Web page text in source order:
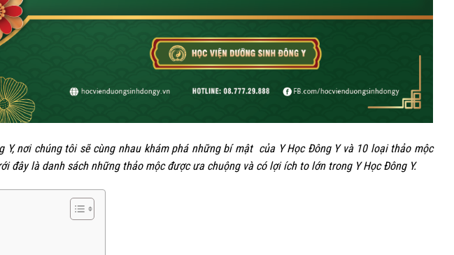
02
Y, nơi chúng tôi sẽ cùng nhau khám phá những bí mật của Y Học Đông Y và 10 loại thảo mộc
đây là danh sách những thảo mộc được ưa chuộng và có lợi ích to lớn trong Y Học Đông Y.